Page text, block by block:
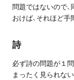
問題ではないので
おけば、それほど手
詩
必ず詩の問題が１
まったく見られな